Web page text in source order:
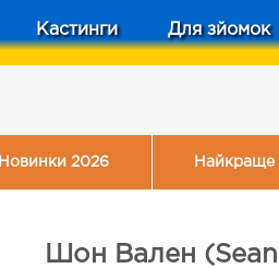
Кастинги Для зйомок
Новинки 2026 Найкраще
Шон Вален